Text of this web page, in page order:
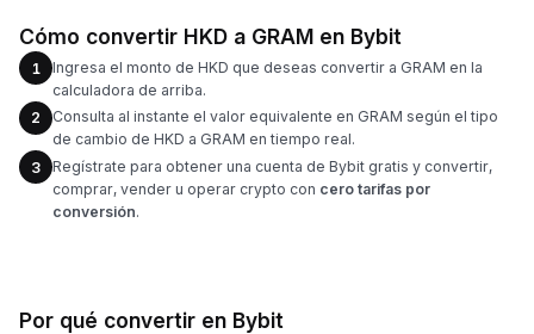
Cómo convertir HKD a GRAM en Bybit
1
Ingresa el monto de HKD que deseas convertir a GRAM en la
calculadora de arriba.
2
Consulta al instante el valor equivalente en GRAM según el tipo
de cambio de HKD a GRAM en tiempo real.
3
Regístrate para obtener una cuenta de Bybit gratis y convertir,
comprar, vender u operar crypto con cero tarifas por
conversión.
Por qué convertir en Bybit